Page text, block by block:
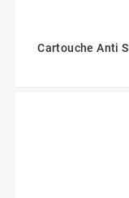
Cartouche Anti